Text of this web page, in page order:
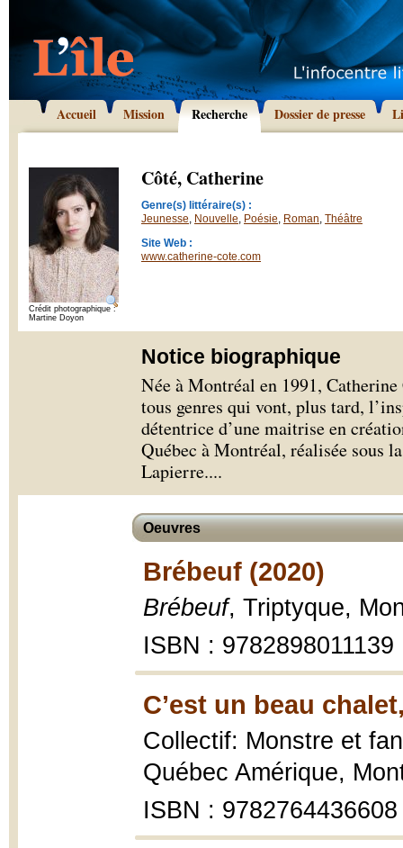
Accueil Mission Recherche Dossier de presse
Crédit photographique :
Martine Doyon
Côté, Catherine
Genre(s) littéraire(s) :
Jeunesse, Nouvelle, Poésie, Roman, Théâtre
Site Web :
www.catherine-cote.com
Notice biographique
Née à Montréal en 1991,
tous genres qui vont, plus tard,
détentrice d’une maitrise en
Québec à Montréal, réalisée sous
Lapierre....
Oeuvres
Brébeuf (2020)
Brébeuf, Triptyque,
ISBN : 9782898011139
C’est un beau
Collectif: Monstre et
Québec Amérique,
ISBN : 9782764436608